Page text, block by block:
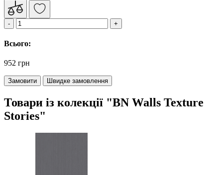
Всього:
952 грн
Замовити Швидке замовлення
Товари із колекції "BN Walls Texture
Stories"